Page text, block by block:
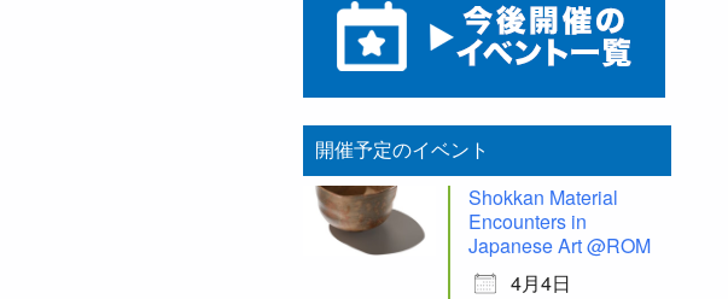
開催予定のイベント
Shokkan Material
Encounters in
Japanese Art @ROM
4月4日